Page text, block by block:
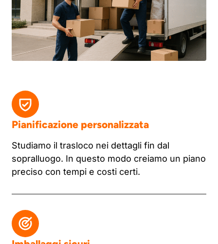
Pianificazione personalizzata
Studiamo il trasloco nei dettagli fin dal
sopralluogo. In questo modo creiamo un piano
preciso con tempi e costi certi.